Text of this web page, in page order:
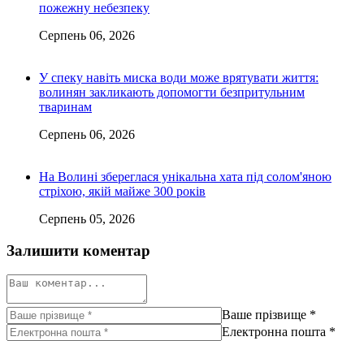
пожежну небезпеку
Серпень 06, 2026
У спеку навіть миска води може врятувати життя:
волинян закликають допомогти безпритульним
тваринам
Серпень 06, 2026
На Волині збереглася унікальна хата під солом'яною
стріхою, якій майже 300 років
Серпень 05, 2026
Залишити коментар
Ваше прізвище *
Електронна пошта *